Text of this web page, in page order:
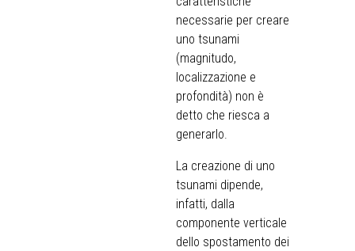
necessarie per creare
uno tsunami
(magnitudo,
localizzazione e
profondità) non è
detto che riesca a
generarlo.
La creazione di uno
tsunami dipende,
infatti, dalla
componente verticale
dello spostamento dei